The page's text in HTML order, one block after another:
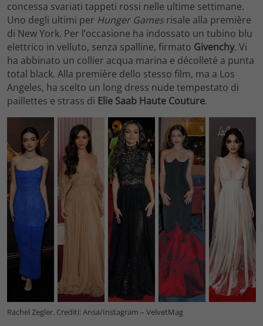
concessa svariati tappeti rossi nelle ultime settimane.
Uno degli ultimi per Hunger Games risale alla première
di New York. Per l’occasione ha indossato un tubino blu
elettrico in velluto, senza spalline, firmato Givenchy. Vi
ha abbinato un collier acqua marina e décolleté a punta
total black. Alla première dello stesso film, ma a Los
Angeles, ha scelto un long dress nude tempestato di
paillettes e strass di Elie Saab Haute Couture.
Rachel Zegler. Crediti: Ansa/Instagram – VelvetMag